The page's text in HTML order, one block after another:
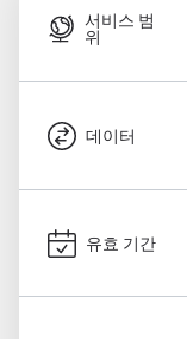
서비스 범
위
데이터
유효 기간